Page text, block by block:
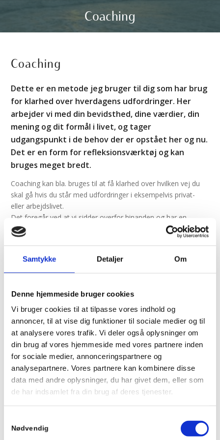
Samtykke Detaljer Om
Denne hjemmeside bruger cookies
Vi bruger cookies til at tilpasse vores indhold og
annoncer, til at vise dig funktioner til sociale medier og til
at analysere vores trafik. Vi deler også oplysninger om
din brug af vores hjemmeside med vores partnere inden
for sociale medier, annonceringspartnere og
analysepartnere. Vores partnere kan kombinere disse
data med andre oplysninger, du har givet dem, eller som
de har indsamlet fra din brug af deres tjenester.
Nødvendig
Coaching
Coaching
Dette er en metode jeg bruger til dig som har brug
for klarhed over hverdagens udfordringer. Her
arbejder vi med din bevidsthed, dine værdier, din
mening og dit formål i livet, og tager
udgangspunkt i de behov der er opstået her og nu.
Det er en form for refleksionsværktøj og kan
bruges meget bredt.
Coaching kan bla. bruges til at få klarhed over hvilken vej du
skal gå hvis du står med udfordringer i eksempelvis privat-
eller arbejdslivet.
Det foregår ved at vi sidder overfor hinanden og har en
samtale, hvor jeg sidder neutral og stiller åbne spørgsmål.
Sessionen varer 1 time.